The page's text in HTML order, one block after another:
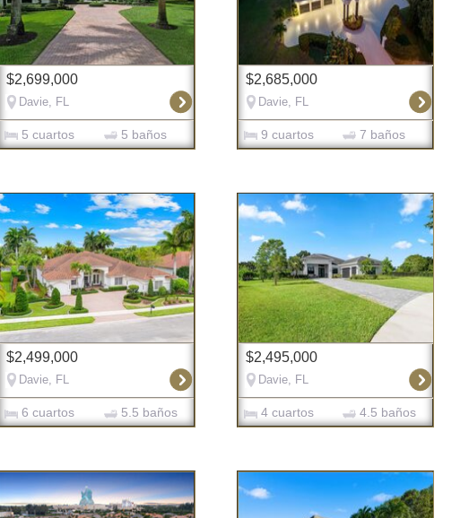
$2,699,000
Davie, FL
5 cuartos 5 baños
$2,685,000
Davie, FL
9 cuartos 7 baños
$2,499,000
Davie, FL
6 cuartos 5.5 baños
$2,495,000
Davie, FL
4 cuartos 4.5 baños